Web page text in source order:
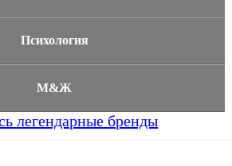
Психология
М&Ж
легендарные бренды